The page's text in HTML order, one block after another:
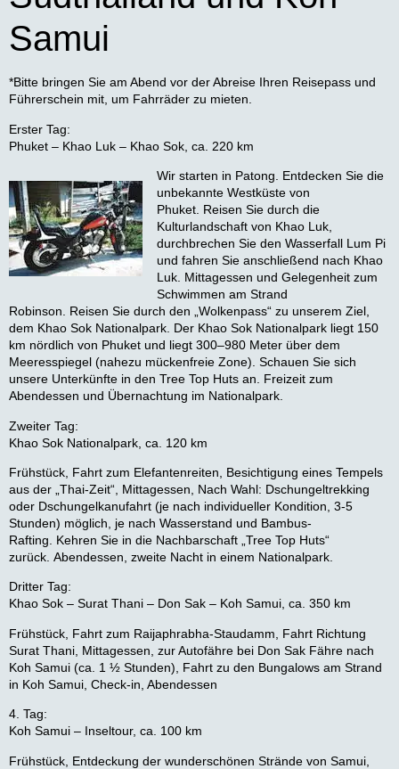
Samui
*Bitte bringen Sie am Abend vor der Abreise Ihren Reisepass und
Führerschein mit, um Fahrräder zu mieten.
Erster Tag:
Phuket – Khao Luk – Khao Sok, ca. 220 km
Wir starten in Patong. Entdecken Sie die
unbekannte Westküste von
Phuket. Reisen Sie durch die
Kulturlandschaft von Khao Luk,
durchbrechen Sie den Wasserfall Lum Pi
und fahren Sie anschließend nach Khao
Luk. Mittagessen und Gelegenheit zum
Schwimmen am Strand
Robinson. Reisen Sie durch den „Wolkenpass“ zu unserem Ziel,
dem Khao Sok Nationalpark. Der Khao Sok Nationalpark liegt 150
km nördlich von Phuket und liegt 300–980 Meter über dem
Meeresspiegel (nahezu mückenfreie Zone). Schauen Sie sich
unsere Unterkünfte in den Tree Top Huts an. Freizeit zum
Abendessen und Übernachtung im Nationalpark.
Zweiter Tag:
Khao Sok Nationalpark, ca. 120 km
Frühstück, Fahrt zum Elefantenreiten, Besichtigung eines Tempels
aus der „Thai-Zeit“, Mittagessen, Nach Wahl: Dschungeltrekking
oder Dschungelkanufahrt (je nach individueller Kondition, 3-5
Stunden) möglich, je nach Wasserstand und Bambus-
Rafting. Kehren Sie in die Nachbarschaft „Tree Top Huts“
zurück. Abendessen, zweite Nacht in einem Nationalpark.
Dritter Tag:
Khao Sok – Surat Thani – Don Sak – Koh Samui, ca. 350 km
Frühstück, Fahrt zum Raijaphrabha-Staudamm, Fahrt Richtung
Surat Thani, Mittagessen, zur Autofähre bei Don Sak Fähre nach
Koh Samui (ca. 1 ½ Stunden), Fahrt zu den Bungalows am Strand
in Koh Samui, Check-in, Abendessen
4. Tag:
Koh Samui – Inseltour, ca. 100 km
Frühstück, Entdeckung der wunderschönen Strände von Samui,